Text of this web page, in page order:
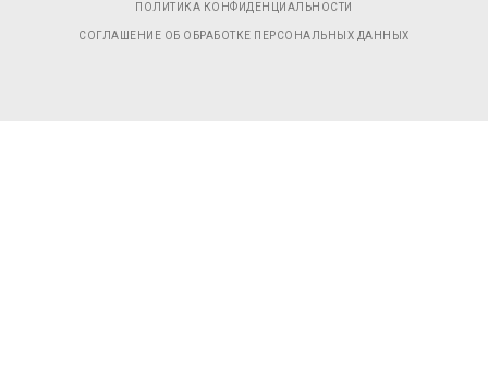
ПОЛИТИКА КОНФИДЕНЦИАЛЬНОСТИ
СОГЛАШЕНИЕ ОБ ОБРАБОТКЕ ПЕРСОНАЛЬНЫХ ДАННЫХ